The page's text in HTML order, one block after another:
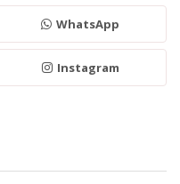
WhatsApp
Instagram